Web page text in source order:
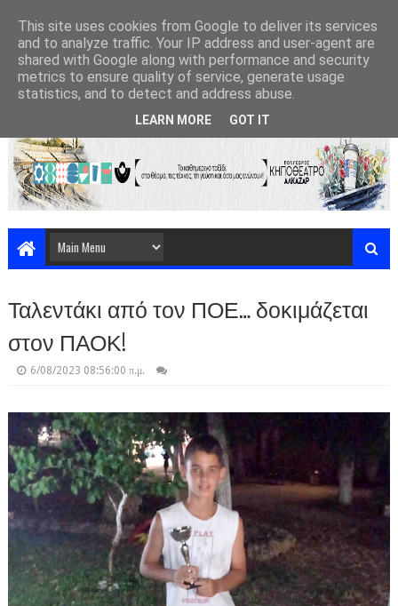
Ταλεντάκι από τον ΠΟΕ… δοκιμάζεται
στον ΠΑΟΚ!
6/08/2023 08:56:00 π.μ.
This site uses cookies from Google to deliver its services
and to analyze traffic. Your IP address and user-agent are
shared with Google along with performance and security
metrics to ensure quality of service, generate usage
statistics, and to detect and address abuse.
LEARN MORE GOT IT